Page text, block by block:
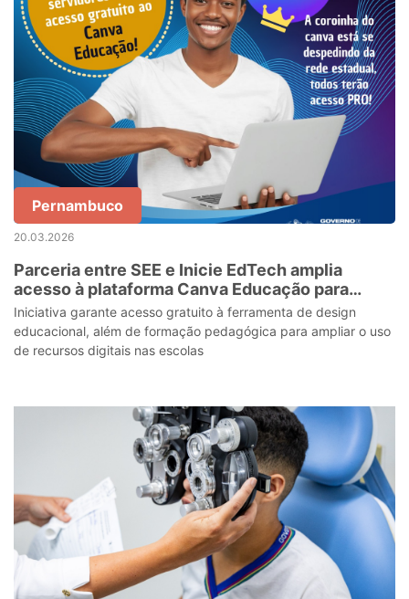
Pernambuco
20.03.2026
Parceria entre SEE e Inicie EdTech amplia
acesso à plataforma Canva Educação para
estudantes, professores e servidores da rede
estadual
Iniciativa garante acesso gratuito à ferramenta de design
educacional, além de formação pedagógica para ampliar o uso
de recursos digitais nas escolas